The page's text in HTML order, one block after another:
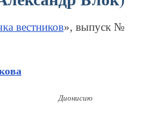
вестников», выпуск №
Дионисию